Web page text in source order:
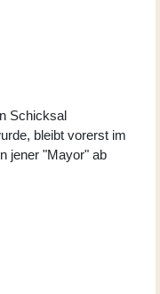
Schicksal
bleibt vorerst im
jener "Mayor" ab